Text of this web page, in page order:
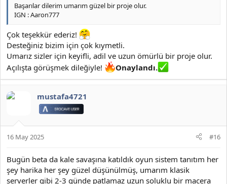
Başarılar dilerim umarım güzel bir proje olur.
IGN : Aaron777
Çok teşekkür ederiz!
Desteğiniz bizim için çok kıymetli.
Umarız sizler için keyifli, adil ve uzun ömürlü bir proje olur.
Açılışta görüşmek dileğiyle!
Onaylandı.
mustafa4721
16 May 2025 #16
Bugün beta da kale savaşına katıldık oyun sistem tanıtım her
şey harika her şey güzel düşünülmüş, umarım klasik
serverler gibi 2-3 günde patlamaz uzun soluklu bir macera